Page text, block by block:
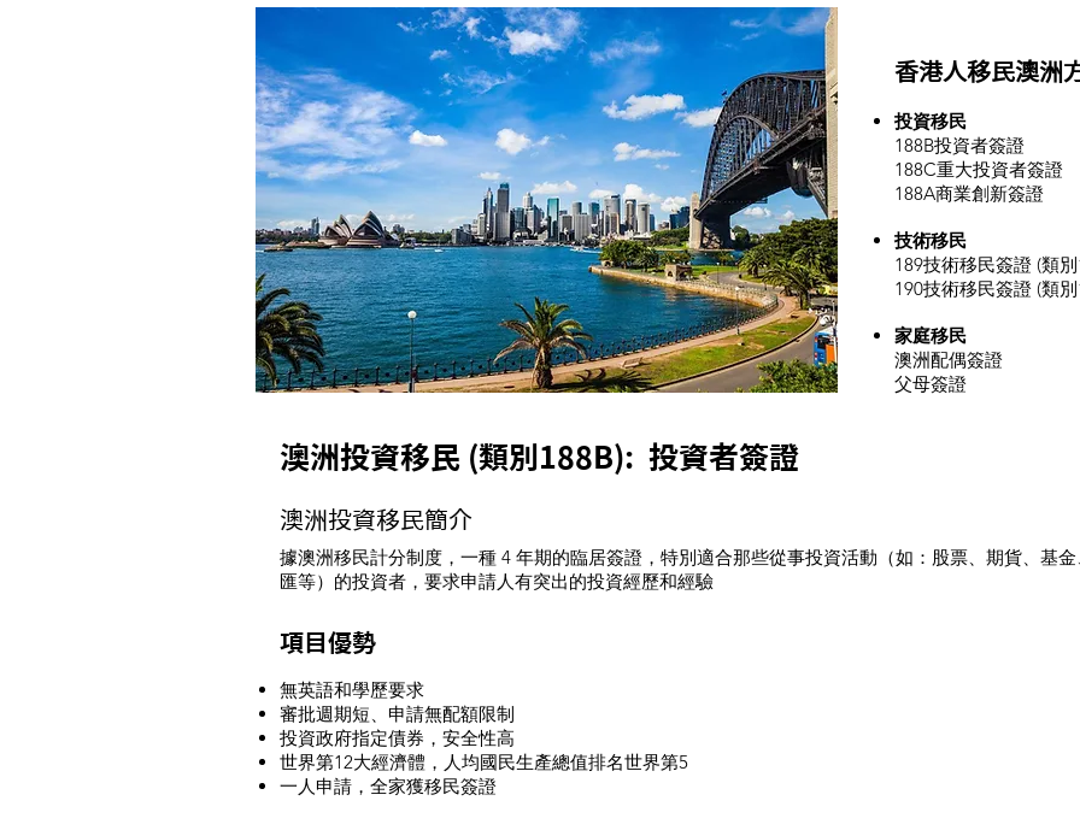
香港人移民澳洲
投資移民
188B投資者簽證
188C重大投資者簽證
188A商業創新簽證
技術移民
189技術移民簽證 (類
190技術移民簽證 (類
家庭移民
澳洲配偶簽證
父母簽證
澳洲投資移民 (類別188B): 投資者簽證
澳洲投資移民簡介
據澳洲移民計分制度，一種 4 年期的臨居簽證，特別適合那些從事投資活動（如：股票、期貨、基
匯等）的投資者，要求申請人有突出的投資經歷和經驗
項目優勢
無英語和學歷要求
審批週期短、申請無配額限制
投資政府指定債券，安全性高
世界第12大經濟體，人均國民生產總值排名世界第5
一人申請，全家獲移民簽證